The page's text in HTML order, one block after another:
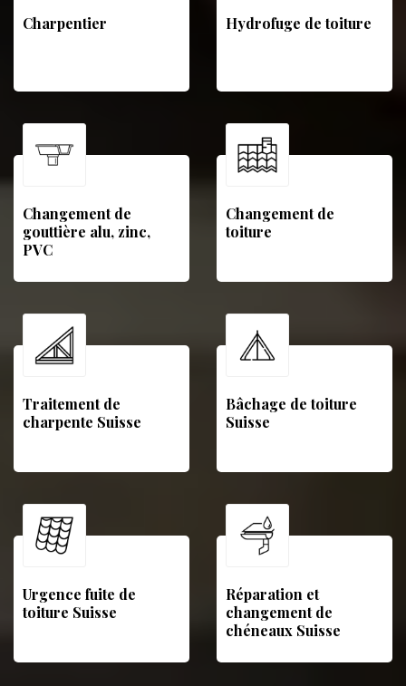
Charpentier Hydrofuge de toiture
Changement de
gouttière alu, zinc,
PVC
Changement de
toiture
Traitement de
charpente Suisse
Bâchage de toiture
Suisse
Urgence fuite de
toiture Suisse
Réparation et
changement de
chéneaux Suisse